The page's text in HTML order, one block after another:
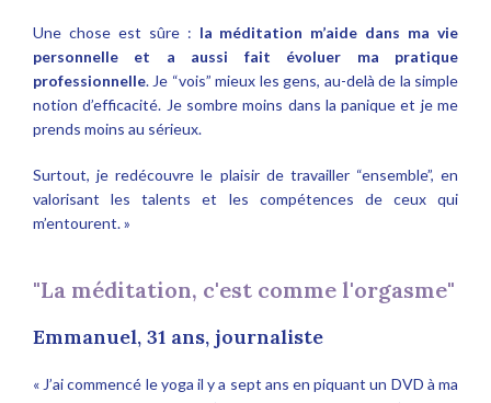
Une chose est sûre : la méditation m’aide dans ma vie
personnelle et a aussi fait évoluer ma pratique
professionnelle. Je “vois” mieux les gens, au-delà de la simple
notion d’efficacité. Je sombre moins dans la panique et je me
prends moins au sérieux.
Surtout, je redécouvre le plaisir de travailler “ensemble”, en
valorisant les talents et les compétences de ceux qui
m’entourent. »
"La méditation, c'est comme l'orgasme"
Emmanuel, 31 ans, journaliste
« J’ai commencé le yoga il y a sept ans en piquant un DVD à ma